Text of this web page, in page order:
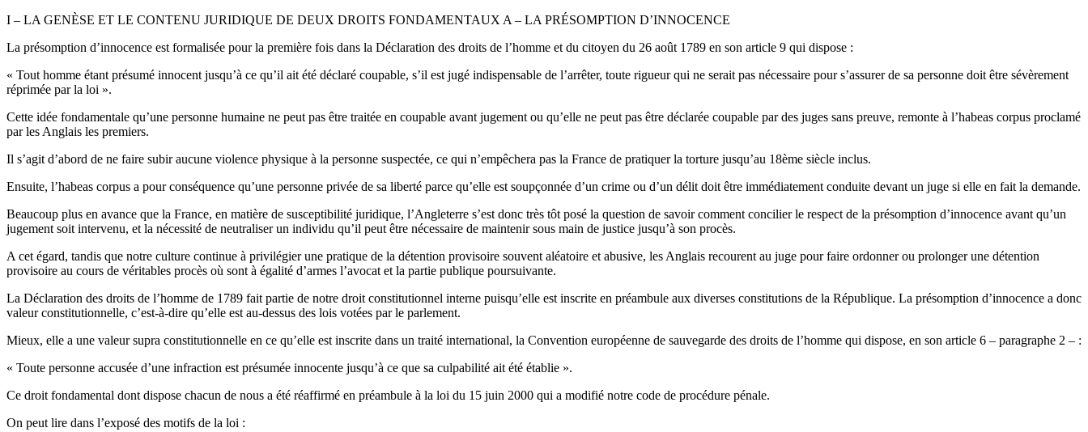
I – LA GENÈSE ET LE CONTENU JURIDIQUE DE DEUX DROITS FONDAMENTAUX A – LA PRÉSOMPTION D’INNOCENCE
La présomption d’innocence est formalisée pour la première fois dans la Déclaration des droits de l’homme et du citoyen du 26 août 1789 en son article 9 qui dispose :
« Tout homme étant présumé innocent jusqu’à ce qu’il ait été déclaré coupable, s’il est jugé indispensable de l’arrêter, toute rigueur qui ne serait pas nécessaire pour s’assurer de sa personne doit être sévèrement
réprimée par la loi ».
Cette idée fondamentale qu’une personne humaine ne peut pas être traitée en coupable avant jugement ou qu’elle ne peut pas être déclarée coupable par des juges sans preuve, remonte à l’habeas corpus proclamé
par les Anglais les premiers.
Il s’agit d’abord de ne faire subir aucune violence physique à la personne suspectée, ce qui n’empêchera pas la France de pratiquer la torture jusqu’au 18ème siècle inclus.
Ensuite, l’habeas corpus a pour conséquence qu’une personne privée de sa liberté parce qu’elle est soupçonnée d’un crime ou d’un délit doit être immédiatement conduite devant un juge si elle en fait la demande.
Beaucoup plus en avance que la France, en matière de susceptibilité juridique, l’Angleterre s’est donc très tôt posé la question de savoir comment concilier le respect de la présomption d’innocence avant qu’un
jugement soit intervenu, et la nécessité de neutraliser un individu qu’il peut être nécessaire de maintenir sous main de justice jusqu’à son procès.
A cet égard, tandis que notre culture continue à privilégier une pratique de la détention provisoire souvent aléatoire et abusive, les Anglais recourent au juge pour faire ordonner ou prolonger une détention
provisoire au cours de véritables procès où sont à égalité d’armes l’avocat et la partie publique poursuivante.
La Déclaration des droits de l’homme de 1789 fait partie de notre droit constitutionnel interne puisqu’elle est inscrite en préambule aux diverses constitutions de la République. La présomption d’innocence a donc
valeur constitutionnelle, c’est-à-dire qu’elle est au-dessus des lois votées par le parlement.
Mieux, elle a une valeur supra constitutionnelle en ce qu’elle est inscrite dans un traité international, la Convention européenne de sauvegarde des droits de l’homme qui dispose, en son article 6 – paragraphe 2 – :
« Toute personne accusée d’une infraction est présumée innocente jusqu’à ce que sa culpabilité ait été établie ».
Ce droit fondamental dont dispose chacun de nous a été réaffirmé en préambule à la loi du 15 juin 2000 qui a modifié notre code de procédure pénale.
On peut lire dans l’exposé des motifs de la loi :